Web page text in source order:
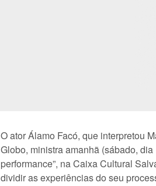
O ator Álamo Facó, que interpretou
Globo, ministra amanhã (sábado, dia
performance”, na Caixa Cultural
dividir as experiências do seu